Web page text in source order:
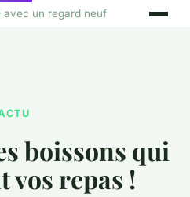
avec un regard neuf
boissons qui
vos repas !